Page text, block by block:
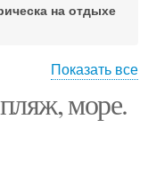
на отдыхе
Прически на пляж
Показать все
море.